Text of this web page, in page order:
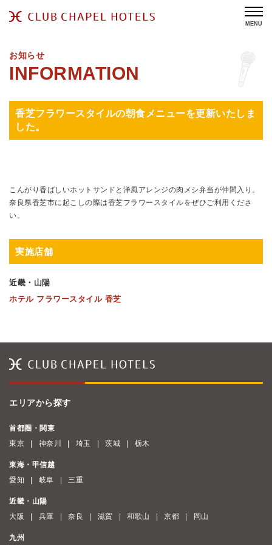
MENU
お知らせ
香芝フラワースタイルの朝食メニューを更新いたしま
した。
こんがり香ばしいホットサンドと洋風アレンジの肉メシ弁当が仲間入り。
奈良県香芝市に起こしの際は香芝フラワースタイルをぜひご利用くださ
い。
実施店舗
近畿・山陽
ホテル フラワースタイル 香芝
エリアから探す
首都圏・関東
東京
神奈川 埼玉 茨城 栃木
東海・甲信越
愛知
岐阜 三重
近畿・山陽
大阪
兵庫 奈良 滋賀 和歌山 京都 岡山
九州